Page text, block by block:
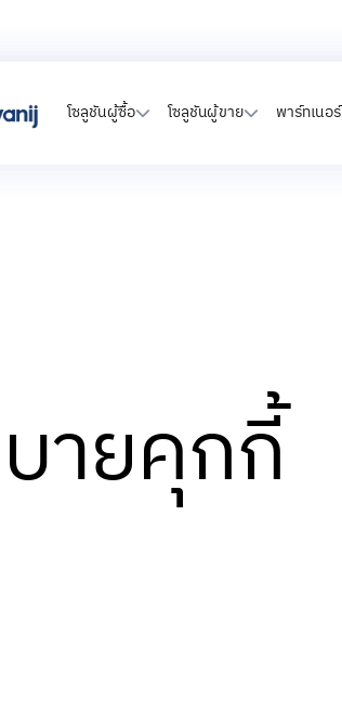
โซลูชันผู้ซื้อ โซลูชันผู้ขาย พาร์ทเนอร์
ายคุกกี้